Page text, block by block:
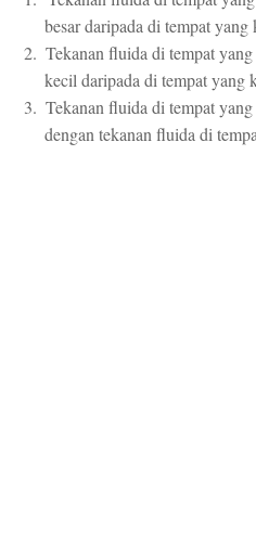
besar daripada di tempat yang
2. Tekanan fluida di tempat
kecil daripada di tempat yang
3. Tekanan fluida di tempat
dengan tekanan fluida di